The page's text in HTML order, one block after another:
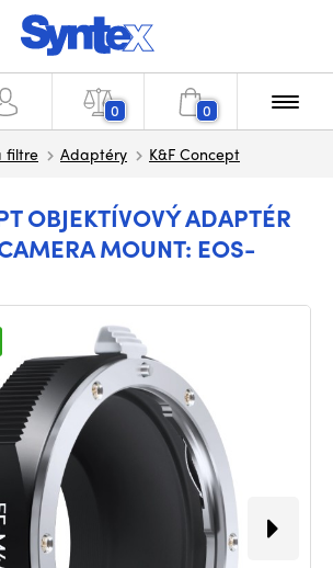
0 0
filtre Adaptéry K&F Concept
OBJEKTÍVOVÝ ADAPTÉR
MOUNT: EOS-